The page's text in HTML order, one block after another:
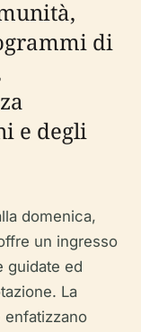
di
e degli
domenica,
un ingresso
guidate ed
La
enfatizzano